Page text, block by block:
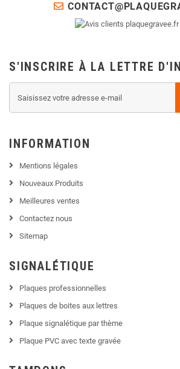
S'INSCRIRE À LA LETTRE
INFORMATION
Mentions légales
Nouveaux Produits
Meilleures ventes
Contactez nous
Sitemap
SIGNALÉTIQUE
Plaques professionnelles
Plaques de boites aux lettres
Plaque signalétique par thème
Plaque PVC avec texte gravée